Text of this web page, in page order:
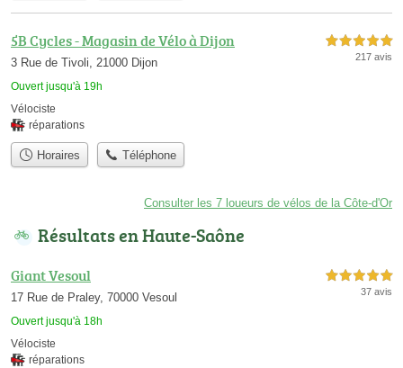
5B Cycles - Magasin de Vélo à Dijon
3 Rue de Tivoli, 21000 Dijon
Ouvert jusqu'à 19h
5,0 étoiles sur 5
217 avis
Vélociste
réparations
Horaires Téléphone
Consulter les 7 loueurs de vélos de la Côte-d'Or
Résultats en Haute-Saône
Giant Vesoul
17 Rue de Praley, 70000 Vesoul
Ouvert jusqu'à 18h
5,0 étoiles sur 5
37 avis
Vélociste
réparations